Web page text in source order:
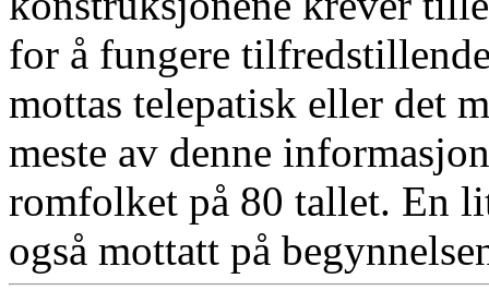
for å fungere
mottas telepatisk eller det
meste av denne
romfolket på 80 tallet. En
også mottatt på